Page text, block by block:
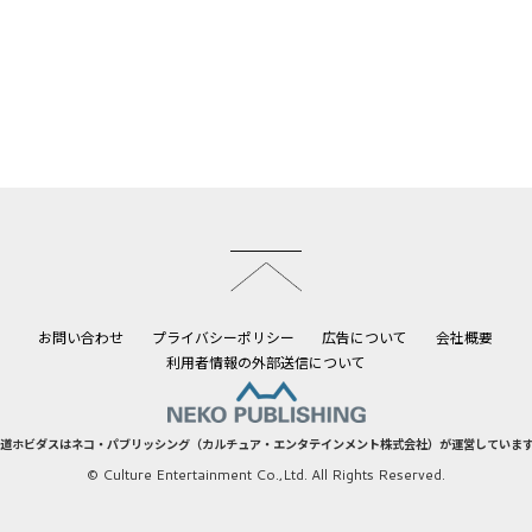
お問い合わせ プライバシーポリシー 広告について
会社概要
利用者情報の外部送信について
ホビダスはネコ・パブリッシング（カルチュア・エンタテインメント株式会社）が運営していま
© Culture Entertainment Co.,Ltd. All Rights Reserved.